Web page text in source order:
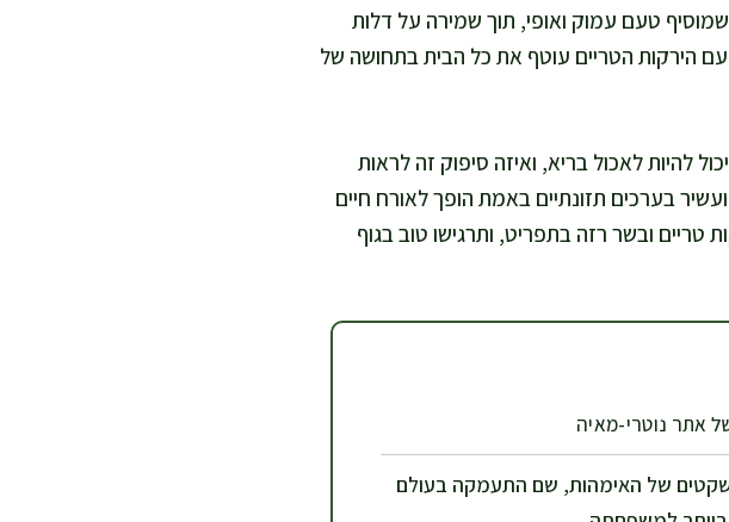
טעם עמוק ואופי, תוך שמירה על דלות
הירקות הטריים עוטף את כל הבית בתחושה של
להיות לאכול בריא, ואיזה סיפוק זה לראות
בערכים תזונתיים באמת הופך לאורח חיים
טריים ובשר רזה בתפריט, ותרגישו טוב בגוף
של האימהות, שם התעמקה בעולם